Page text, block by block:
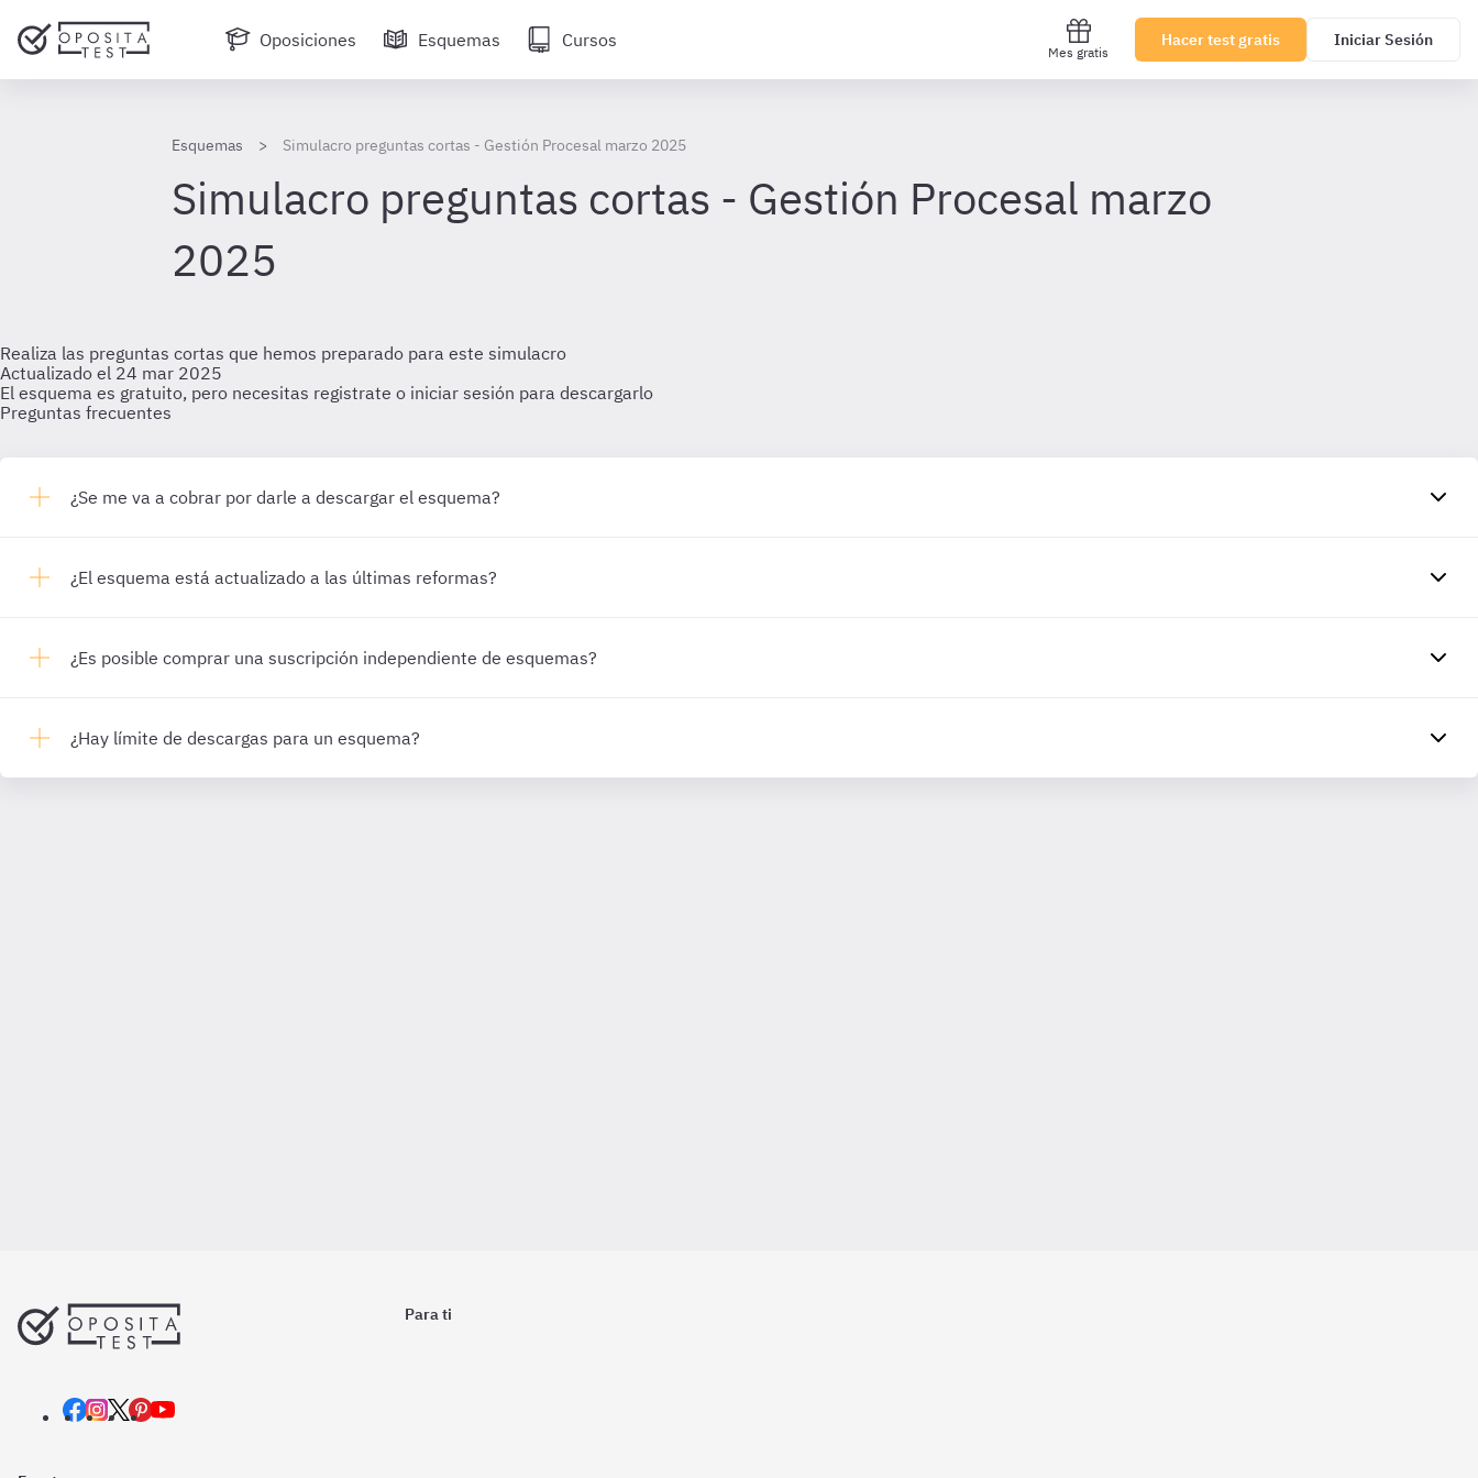
Oposiciones Esquemas Cursos
Mes gratis
Hacer test gratis Iniciar Sesión
Esquemas Simulacro preguntas cortas - Gestión Procesal marzo 2025
Simulacro preguntas cortas - Gestión Procesal marzo
2025
Realiza las preguntas cortas que hemos preparado para este simulacro
Actualizado el 24 mar 2025
El esquema es gratuito, pero necesitas registrate o iniciar sesión para descargarlo
Preguntas frecuentes
¿Se me va a cobrar por darle a descargar el esquema?
¿El esquema está actualizado a las últimas reformas?
¿Es posible comprar una suscripción independiente de esquemas?
¿Hay límite de descargas para un esquema?
Para ti